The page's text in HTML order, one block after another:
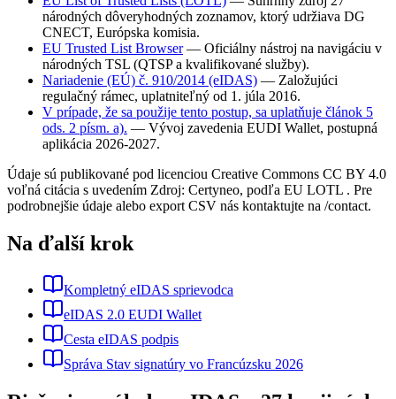
národných dôveryhodných zoznamov, ktorý udržiava DG
CNECT, Európska komisia.
EU Trusted List Browser — Oficiálny nástroj na navigáciu v
národných TSL (QTSP a kvalifikované služby).
Nariadenie (EÚ) č. 910/2014 (eIDAS) — Založujúci
regulačný rámec, uplatniteľný od 1. júla 2016.
V prípade, že sa použije tento postup, sa uplatňuje článok 5
ods. 2 písm. a). — Vývoj zavedenia EUDI Wallet, postupná
aplikácia 2026-2027.
Údaje sú publikované pod licenciou Creative Commons CC BY 4.0
voľná citácia s uvedením Zdroj: Certyneo, podľa EU LOTL . Pre
podrobnejšie údaje alebo export CSV nás kontaktujte na /contact.
Na ďalší krok
Kompletný eIDAS sprievodca
eIDAS 2.0 EUDI Wallet
Cesta eIDAS podpis
Správa Stav signatúry vo Francúzsku 2026